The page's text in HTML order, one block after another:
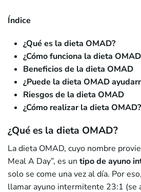
Índice
¿Qué es la dieta OMAD?
¿Cómo funciona la dieta
Beneficios de la dieta OMAD
¿Puede la dieta OMAD
Riesgos de la dieta OMAD
¿Cómo realizar la dieta OMAD?
¿Qué es la dieta OMAD?
La dieta OMAD, cuyo nombre
Meal A Day”, es un tipo de ayuno
solo se come una vez al día. Por
llamar ayuno intermitente 23:1 (se